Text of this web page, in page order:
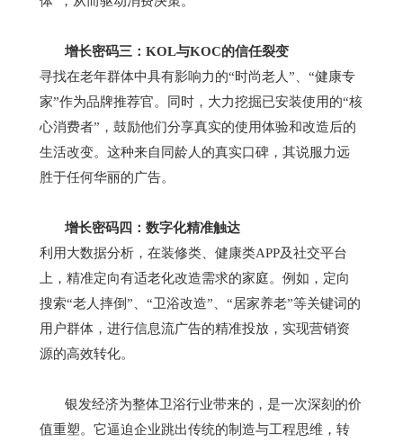
增长密码三：KOL与KOC的信任裂变
寻找在老年群体中具有影响力的“时尚老人”、“健康专
家”作为品牌推荐官。同时，大力挖掘已安装使用的“核
心消费者” ，鼓励他们分享真实的使用体验和改造后的
生活改变。这种来自同龄人的真实口碑，其说服力远
胜于任何华丽的广告。
增长密码四：数字化精准触达
利用大数据分析，在装修类、健康类APP及社交平台
上，精准定向有适老化改造需求的家庭。例如，定向
搜索“老人摔倒”、“卫浴改造”、“居家养老”等关键词的
用户群体，进行信息流广告的精准投放，实现营销资
源的高效转化。
银发经济为整体卫浴行业带来的，是一次深刻的价
值重塑。它逼迫企业跳出传统的制造与工程思维，转